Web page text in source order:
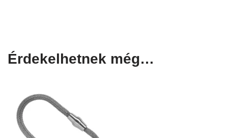
Érdekelhetnek még…